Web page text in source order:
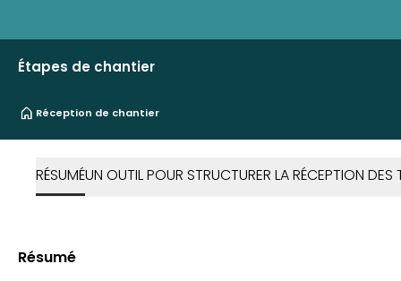
Étapes de chantier
Réception de chantier
RÉSUMÉUN OUTIL POUR STRUCTURER LA RÉCEPTION
Résumé